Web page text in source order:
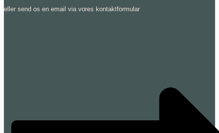
eller send os en email via vores kontaktformular